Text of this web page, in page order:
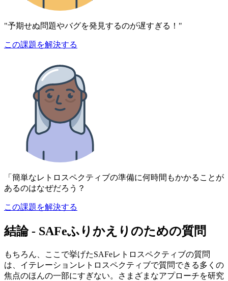
"予期せぬ問題やバグを発見するのが遅すぎる！"
この課題を解決する
「簡単なレトロスペクティブの準備に何時間もかかることが
あるのはなぜだろう？
この課題を解決する
結論 - SAFeふりかえりのための質問
もちろん、ここで挙げたSAFeレトロスペクティブの質問
は、イテレーションレトロスペクティブで質問できる多くの
焦点のほんの一部にすぎない。さまざまなアプローチを研究